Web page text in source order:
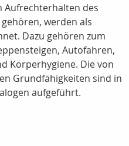
Aufrechterhalten des
werden als
Dazu gehören zum
Autofahren,
Körperhygiene. Die von
Grundfähigkeiten sind in
aufgeführt.